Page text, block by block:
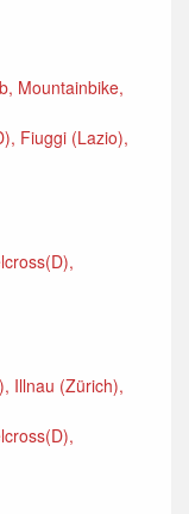
Mountainbike,
Fiuggi (Lazio),
Illnau (Zürich),